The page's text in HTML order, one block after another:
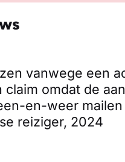
vanwege een
omdat de
en-weer
reiziger, 2024